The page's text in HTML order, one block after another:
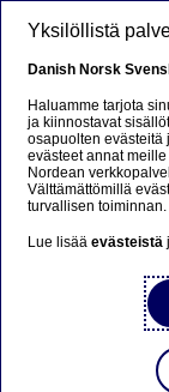
Sorry...
This page
Stay on this
Yksilöllistä
Danish Norsk
Haluamme tarjota
ja kiinnostavat
osapuolten evästeitä
evästeet annat
Nordean
Välttämättömillä
turvallisen
Lue lisääevästeistä